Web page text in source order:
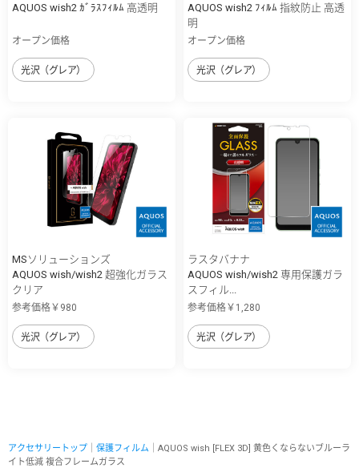
AQUOS wish2 ｶﾞﾗｽﾌｨﾙﾑ 高透明
オープン価格
光沢（グレア）
AQUOS wish2 ﾌｨﾙﾑ 指紋防止 高透
明
オープン価格
光沢（グレア）
MSソリューションズ
AQUOS wish/wish2 超強化ガラス
クリア
参考価格￥980
光沢（グレア）
ラスタバナナ
AQUOS wish/wish2 専用保護ガラ
スフィル...
参考価格￥1,280
光沢（グレア）
アクセサリートップ 保護フィルム ｜AQUOS wish [FLEX 3D] 黄色くならないブルーラ
イト低減 複合フレームガラス